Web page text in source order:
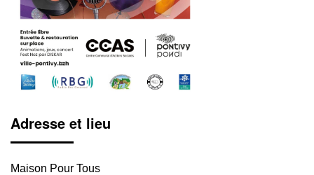
Adresse et lieu
Maison Pour Tous